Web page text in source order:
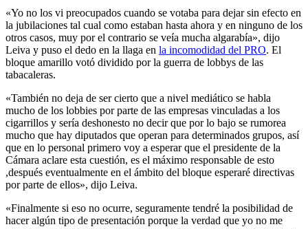
«Yo no los vi preocupados cuando se votaba para dejar sin efecto en
la jubilaciones tal cual como estaban hasta ahora y en ninguno de los
otros casos, muy por el contrario se veía mucha algarabía», dijo
Leiva y puso el dedo en la llaga en la incomodidad del PRO. El
bloque amarillo votó dividido por la guerra de lobbys de las
tabacaleras.
«También no deja de ser cierto que a nivel mediático se habla
mucho de los lobbies por parte de las empresas vinculadas a los
cigarrillos y sería deshonesto no decir que por lo bajo se rumorea
mucho que hay diputados que operan para determinados grupos, así
que en lo personal primero voy a esperar que el presidente de la
Cámara aclare esta cuestión, es el máximo responsable de esto
,después eventualmente en el ámbito del bloque esperaré directivas
por parte de ellos», dijo Leiva.
«Finalmente si eso no ocurre, seguramente tendré la posibilidad de
hacer algún tipo de presentación porque la verdad que yo no me